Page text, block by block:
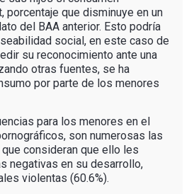
porcentaje que disminuye en un
del BAA anterior. Esto podría
social, en este caso de
su reconocimiento ante una
otras fuentes, se ha
por parte de los menores
para los menores en el
son numerosas las
consideran que ello les
negativas en su desarrollo,
violentas (60.6%).